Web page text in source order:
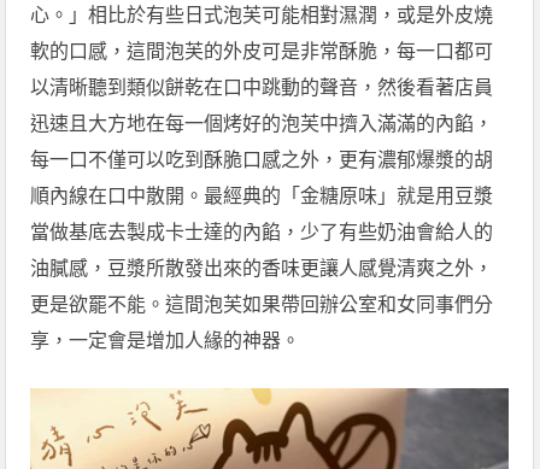
心。」相比於有些日式泡芙可能相對濕潤，或是外皮燒
軟的口感，這間泡芙的外皮可是非常酥脆，每一口都可
以清晰聽到類似餅乾在口中跳動的聲音，然後看著店員
迅速且大方地在每一個烤好的泡芙中擠入滿滿的內餡，
每一口不僅可以吃到酥脆口感之外，更有濃郁爆漿的胡
順內線在口中散開。最經典的「金糖原味」就是用豆漿
當做基底去製成卡士達的內餡，少了有些奶油會給人的
油膩感，豆漿所散發出來的香味更讓人感覺清爽之外，
更是欲罷不能。這間泡芙如果帶回辦公室和女同事們分
享，一定會是增加人緣的神器。